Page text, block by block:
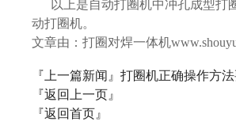
以上是自动打圈机中冲孔成型打
动打圈机。
文章由：打圈对焊一体机
『上一篇新闻』打圈机正确操作方
『返回上一页』
『返回首页』